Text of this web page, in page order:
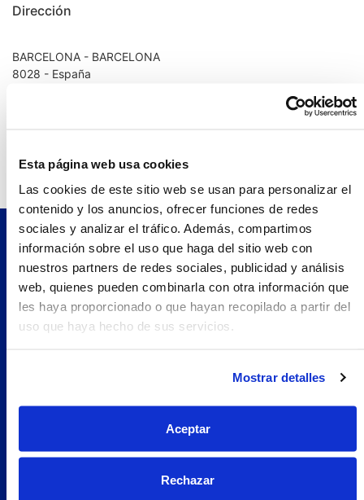
Esta página web usa cookies
Las cookies de este sitio web se usan para personalizar el
contenido y los anuncios, ofrecer funciones de redes
sociales y analizar el tráfico. Además, compartimos
información sobre el uso que haga del sitio web con
nuestros partners de redes sociales, publicidad y análisis
web, quienes pueden combinarla con otra información que
les haya proporcionado o que hayan recopilado a partir del
uso que haya hecho de sus servicios.
Mostrar detalles
Aceptar
Rechazar
Dirección
BARCELONA - BARCELONA
8028 - España
Teléfono: 933395894.0
Pilopeptan es una marca de Laboratorio Genové.
Avenida Carrilet 293-297, 08907.
Hospitalet de Llobregat, Barcelona (España)
Navegación
Soluciones